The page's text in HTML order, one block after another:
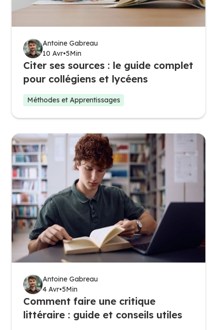
Antoine Gabreau
10 Avr•5Min
Citer ses sources : le guide complet
pour collégiens et lycéens
Méthodes et Apprentissages
Antoine Gabreau
4 Avr•5Min
Comment faire une critique
littéraire : guide et conseils utiles